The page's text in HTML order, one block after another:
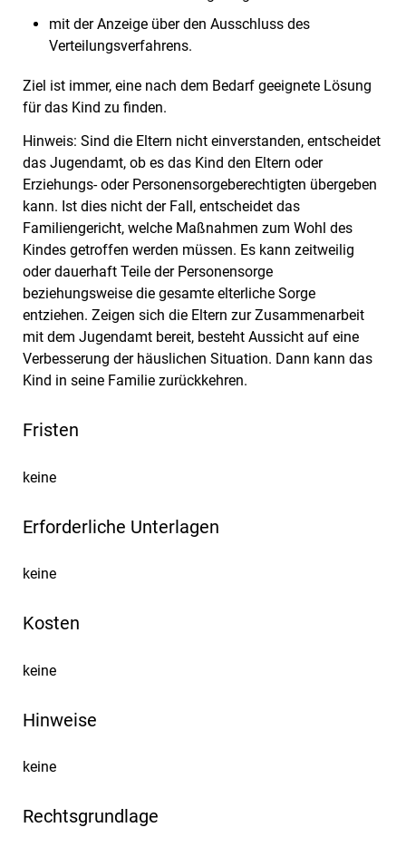
mit der Anzeige über den Ausschluss des
Verteilungsverfahrens.
Ziel ist immer, eine nach dem Bedarf geeignete Lösung
für das Kind zu finden.
Hinweis: Sind die Eltern nicht einverstanden, entscheidet
das Jugendamt, ob es das Kind den Eltern oder
Erziehungs- oder Personensorgeberechtigten übergeben
kann. Ist dies nicht der Fall, entscheidet das
Familiengericht, welche Maßnahmen zum Wohl des
Kindes getroffen werden müssen. Es kann zeitweilig
oder dauerhaft Teile der Personensorge
beziehungsweise die gesamte elterliche Sorge
entziehen. Zeigen sich die Eltern zur Zusammenarbeit
mit dem Jugendamt bereit, besteht Aussicht auf eine
Verbesserung der häuslichen Situation. Dann kann das
Kind in seine Familie zurückkehren.
Fristen
keine
Erforderliche Unterlagen
keine
Kosten
keine
Hinweise
keine
Rechtsgrundlage